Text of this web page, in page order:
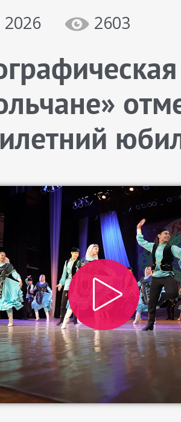
2603